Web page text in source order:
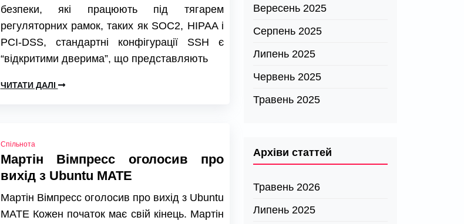
безпеки, які працюють під тягарем
регуляторних рамок, таких як SOC2, HIPAA і
PCI-DSS, стандартні конфігурації SSH є
“відкритими дверима”, що представляють
ЧИТАТИ ДАЛІ
Спільнота
Мартін Вімпресс оголосив про
вихід з Ubuntu MATE
Мартін Вімпресс оголосив про вихід з Ubuntu
MATE Кожен початок має свій кінець. Мартін
Вересень 2025
Серпень 2025
Липень 2025
Червень 2025
Травень 2025
Архіви статтей
Травень 2026
Липень 2025